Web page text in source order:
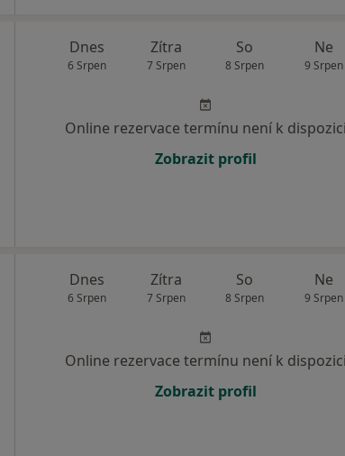
Dnes
6 Srpen
Zítra
7 Srpen
So
8 Srpen
Ne
9 Srpen
Online rezervace termínu není k dispozici
Zobrazit profil
Dnes
6 Srpen
Zítra
7 Srpen
So
8 Srpen
Ne
9 Srpen
Online rezervace termínu není k dispozici
Zobrazit profil